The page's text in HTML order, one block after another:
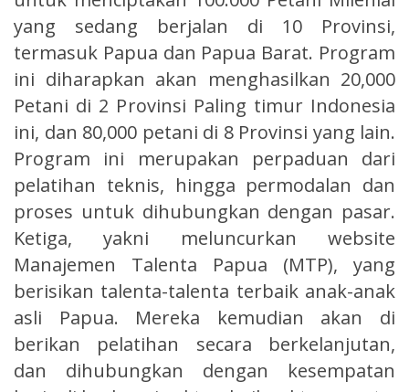
yang sedang berjalan di 10 Provinsi,
termasuk Papua dan Papua Barat. Program
ini diharapkan akan menghasilkan 20,000
Petani di 2 Provinsi Paling timur Indonesia
ini, dan 80,000 petani di 8 Provinsi yang lain.
Program ini merupakan perpaduan dari
pelatihan teknis, hingga permodalan dan
proses untuk dihubungkan dengan pasar.
Ketiga, yakni meluncurkan website
Manajemen Talenta Papua (MTP), yang
berisikan talenta-talenta terbaik anak-anak
asli Papua. Mereka kemudian akan di
berikan pelatihan secara berkelanjutan,
dan dihubungkan dengan kesempatan